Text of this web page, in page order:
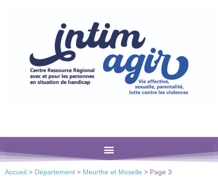
comprend
Accueil > Département > Meurthe et Moselle > Page 3